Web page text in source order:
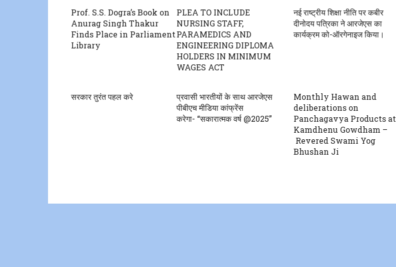
Prof. S.S. Dogra’s Book on
Anurag Singh Thakur
Finds Place in Parliament
Library
PLEA TO INCLUDE
NURSING STAFF,
PARAMEDICS AND
ENGINEERING DIPLOMA
HOLDERS IN MINIMUM
WAGES ACT
नई राष्ट्रीय शिक्षा नीति पर कबीर
दीनोदय पत्रिका ने आरजेएस का
कार्यक्रम को-ऑरगेनाइज किया।
सरकार तुरंत पहल करे
प्रवासी भारतीयों के साथ आरजेएस
पीबीएच मीडिया कांफ्रेंस
करेगा- “सकारात्मक वर्ष @2025”
Monthly Hawan and
deliberations on
Panchagavya Products at
Kamdhenu Gowdham –
Revered Swami Yog
Bhushan Ji